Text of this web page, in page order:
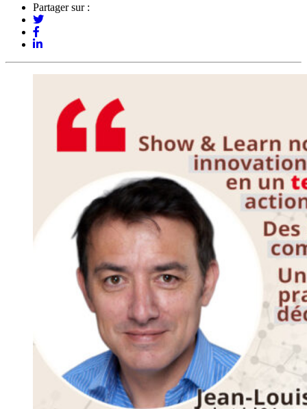
Partager sur :